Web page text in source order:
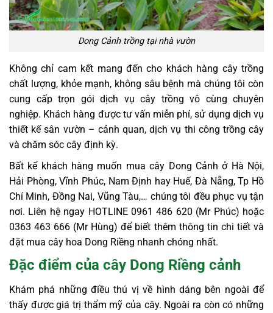
Dong Cảnh trồng tại nhà vườn
Không chỉ cam kết mang đến cho khách hàng cây trồng
chất lượng, khỏe mạnh, không sâu bệnh mà chúng tôi còn
cung cấp trọn gói dịch vụ cây trồng vô cùng chuyên
nghiệp. Khách hàng được tư vấn miễn phí, sử dụng dịch vụ
thiết kế sân vườn – cảnh quan, dịch vụ thi công trồng cây
và chăm sóc cây định kỳ.
Bất kể khách hàng muốn mua cây Dong Cảnh ở Hà Nội,
Hải Phòng, Vĩnh Phúc, Nam Định hay Huế, Đà Nẵng, Tp Hồ
Chí Minh, Đồng Nai, Vũng Tàu,… chúng tôi đều phục vụ tận
nơi. Liên hệ ngay HOTLINE 0961 486 620 (Mr Phúc) hoặc
0363 463 666 (Mr Hùng) để biết thêm thông tin chi tiết và
đặt mua cây hoa Dong Riềng nhanh chóng nhất.
Đặc điểm của cây Dong Riềng cảnh
Khám phá những điều thú vị về hình dáng bên ngoài để
thấy được giá trị thẩm mỹ của cây. Ngoài ra còn có những